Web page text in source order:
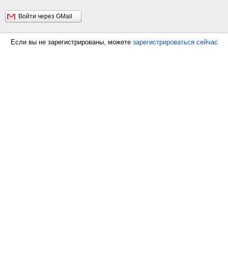
Войти через GMail
Если вы не зарегистрированы, можете зарегистрироваться сейчас